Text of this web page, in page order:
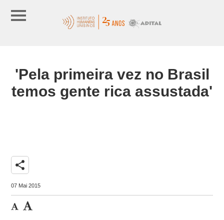
'Pela primeira vez no Brasil
temos gente rica assustada'
share
07 Mai 2015